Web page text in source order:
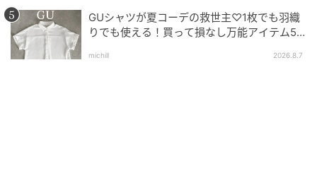
5位 六花（主なよみ：りっか）※同率
GUシャツが夏コーデの救世主♡1枚でも羽織
りでも使える！買って損なし万能アイテム5
michill 2026.8.7